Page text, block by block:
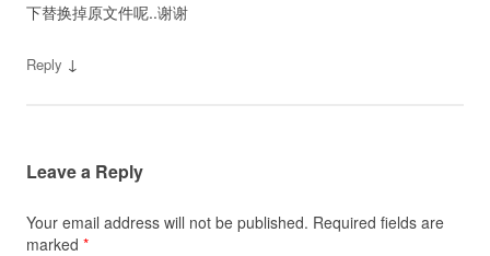
下替换掉原文件呢..谢谢
Reply ↓
Leave a Reply
Your email address will not be published. Required fields are
marked *